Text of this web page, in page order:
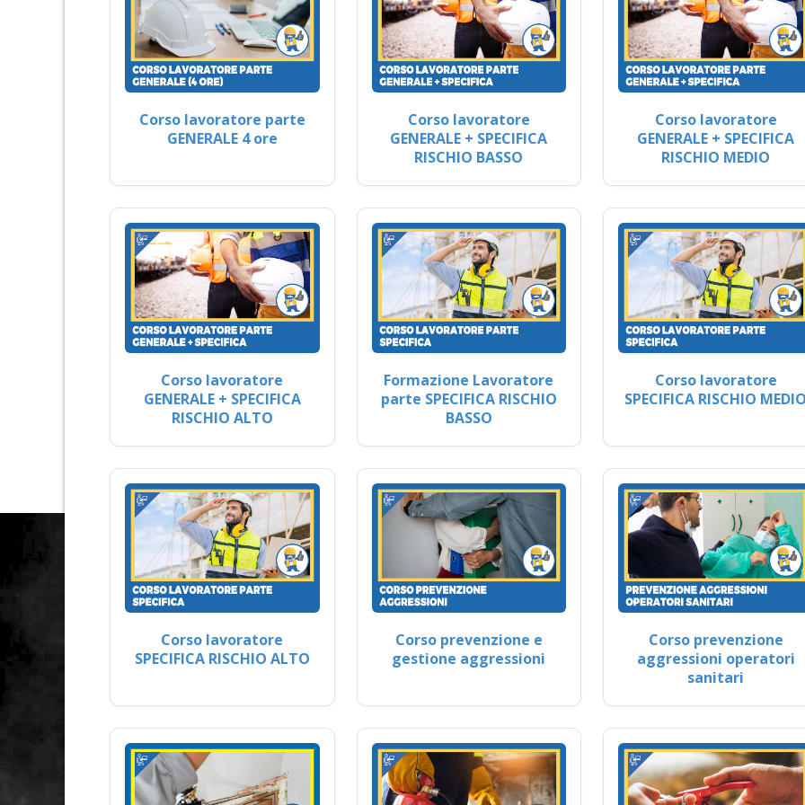
Corso lavoratore parte
GENERALE 4 ore
Corso lavoratore
GENERALE + SPECIFICA
RISCHIO BASSO
Corso lavoratore
GENERALE + SPECIFICA
RISCHIO MEDIO
Corso lavoratore
GENERALE + SPECIFICA
RISCHIO ALTO
Formazione Lavoratore
parte SPECIFICA RISCHIO
BASSO
Corso lavoratore
SPECIFICA RISCHIO
Corso lavoratore
SPECIFICA RISCHIO ALTO
Corso prevenzione e
gestione aggressioni
Corso prevenzione
aggressioni operatori
sanitari